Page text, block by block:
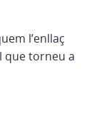
l’enllaç
que torneu a